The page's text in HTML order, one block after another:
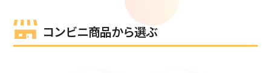
コンビニ商品から選ぶ